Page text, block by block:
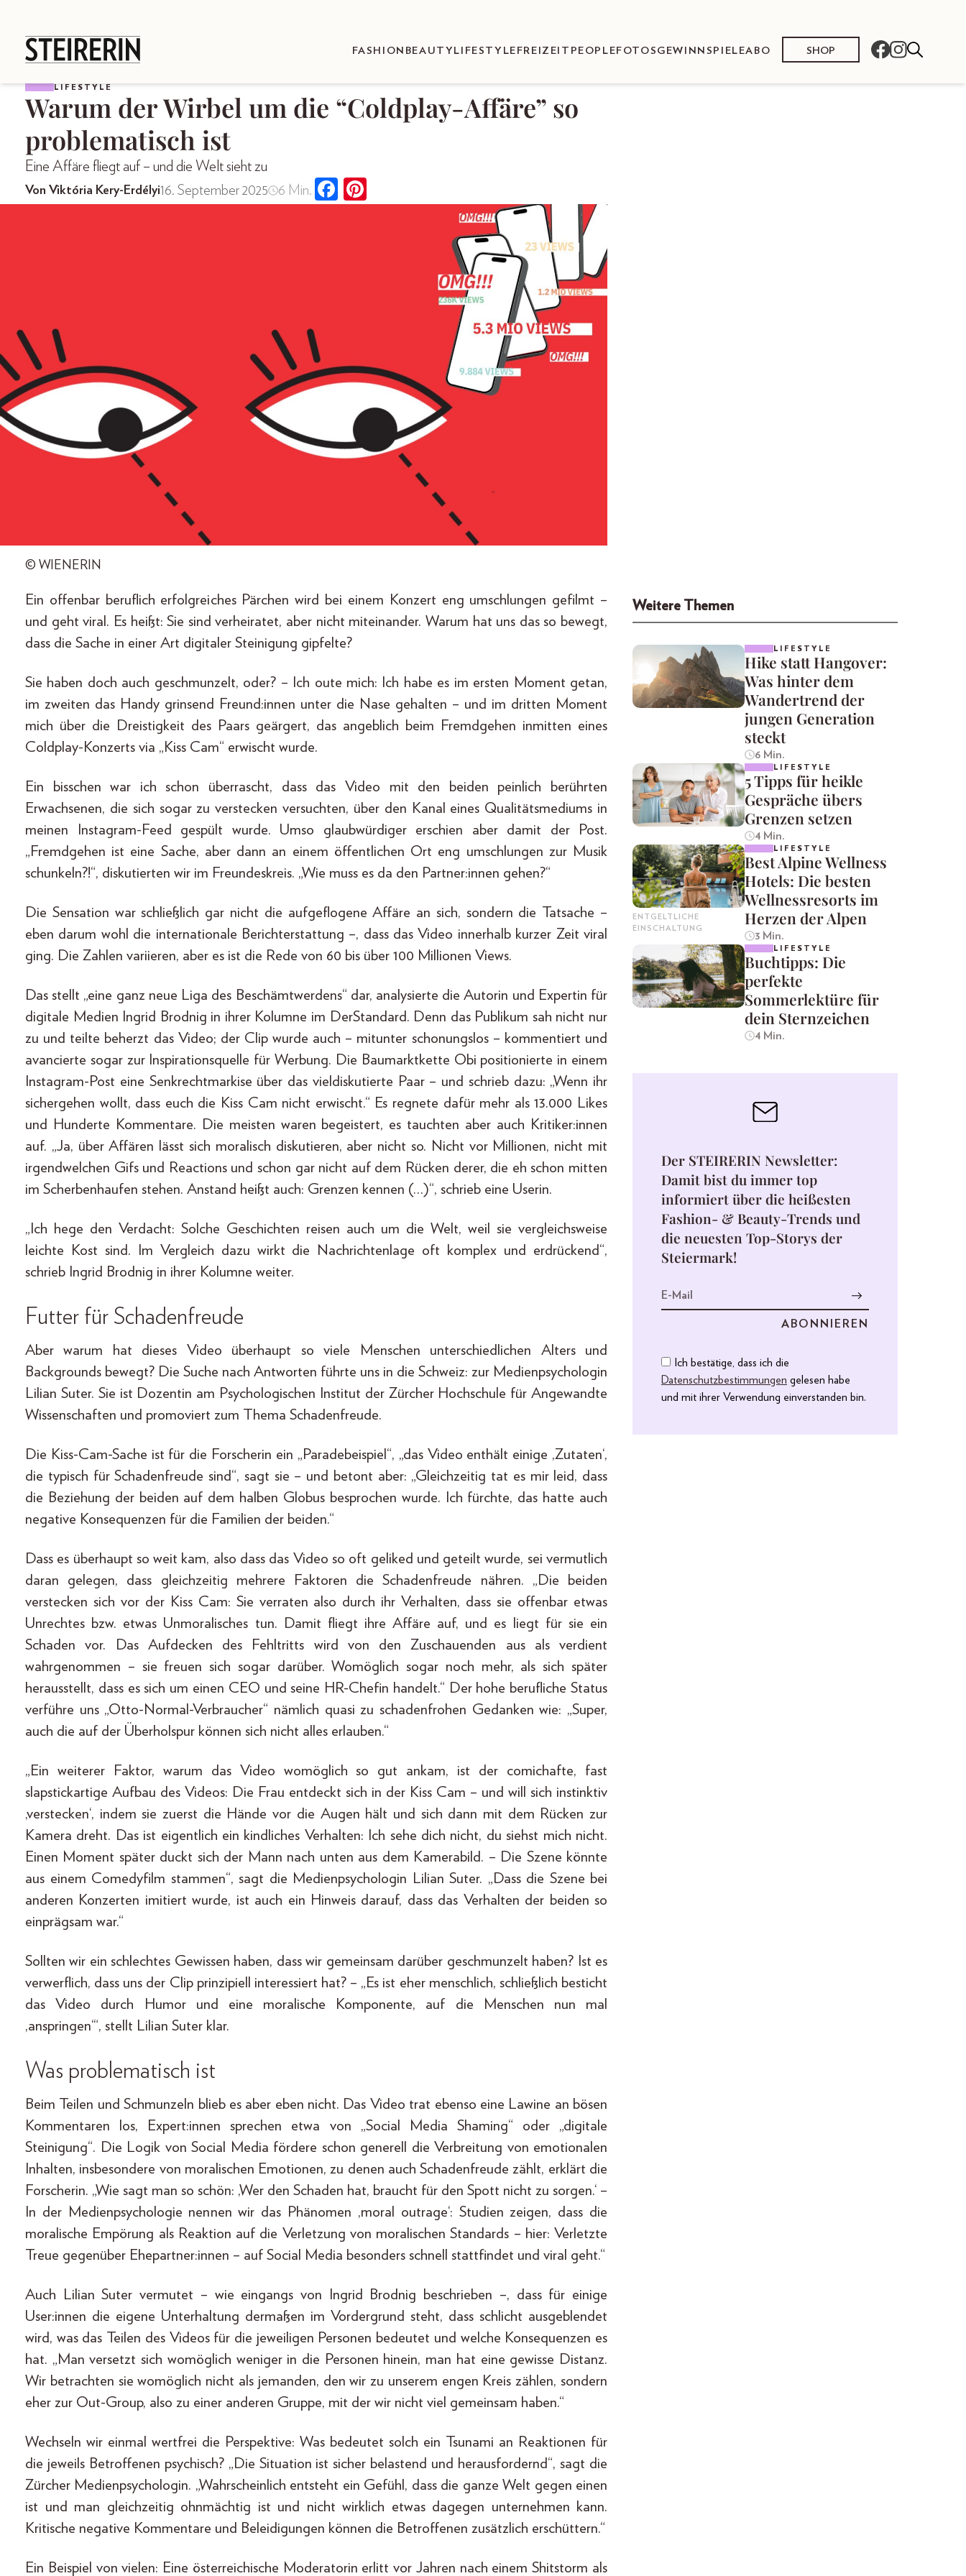
FASHION BEAUTY LIFESTYLE FREIZEIT PEOPLE FOTOS GEWINNSPIELEABO SHOP
LIFESTYLE
Warum der Wirbel um die “Coldplay-Affäre” so
problematisch ist
Eine Affäre fliegt auf – und die Welt sieht zu
Von Viktória Kery-Erdélyi16. September 2025 6 Min.
© WIENERIN
Ein offenbar beruflich erfolgreiches Pärchen wird bei einem Konzert eng umschlungen gefilmt –
und geht viral. Es heißt: Sie sind verheiratet, aber nicht miteinander. Warum hat uns das so bewegt,
dass die Sache in einer Art digitaler Steinigung gipfelte?
Sie haben doch auch geschmunzelt, oder? – Ich oute mich: Ich habe es im ersten Moment getan,
im zweiten das Handy grinsend Freund:innen unter die Nase gehalten – und im dritten Moment
mich über die Dreistigkeit des Paars geärgert, das angeblich beim Fremdgehen inmitten eines
Coldplay-Konzerts via „Kiss Cam“ erwischt wurde.
Ein bisschen war ich schon überrascht, dass das Video mit den beiden peinlich berührten
Erwachsenen, die sich sogar zu verstecken versuchten, über den Kanal eines Qualitätsmediums in
meinen Instagram-Feed gespült wurde. Umso glaubwürdiger erschien aber damit der Post.
„Fremdgehen ist eine Sache, aber dann an einem öffentlichen Ort eng umschlungen zur Musik
schunkeln?!“, diskutierten wir im Freundeskreis. „Wie muss es da den Partner:innen gehen?“
Die Sensation war schließlich gar nicht die aufgeflogene Affäre an sich, sondern die Tatsache –
eben darum wohl die internationale Berichterstattung –, dass das Video innerhalb kurzer Zeit viral
ging. Die Zahlen variieren, aber es ist die Rede von 60 bis über 100 Millionen Views.
Das stellt „eine ganz neue Liga des Beschämtwerdens“ dar, analysierte die Autorin und Expertin für
digitale Medien Ingrid Brodnig in ihrer Kolumne im DerStandard. Denn das Publikum sah nicht nur
zu und teilte beherzt das Video; der Clip wurde auch – mitunter schonungslos – kommentiert und
avancierte sogar zur Inspirationsquelle für Werbung. Die Baumarktkette Obi positionierte in einem
Instagram-Post eine Senkrechtmarkise über das vieldiskutierte Paar – und schrieb dazu: „Wenn ihr
sichergehen wollt, dass euch die Kiss Cam nicht erwischt.“ Es regnete dafür mehr als 13.000 Likes
und Hunderte Kommentare. Die meisten waren begeistert, es tauchten aber auch Kritiker:innen
auf. „Ja, über Affären lässt sich moralisch diskutieren, aber nicht so. Nicht vor Millionen, nicht mit
irgendwelchen Gifs und Reactions und schon gar nicht auf dem Rücken derer, die eh schon mitten
im Scherbenhaufen stehen. Anstand heißt auch: Grenzen kennen (…)“, schrieb eine Userin.
„Ich hege den Verdacht: Solche Geschichten reisen auch um die Welt, weil sie vergleichsweise
leichte Kost sind. Im Vergleich dazu wirkt die Nachrichtenlage oft komplex und erdrückend“,
schrieb Ingrid Brodnig in ihrer Kolumne weiter.
Futter für Schadenfreude
Aber warum hat dieses Video überhaupt so viele Menschen unterschiedlichen Alters und
Backgrounds bewegt? Die Suche nach Antworten führte uns in die Schweiz: zur Medienpsychologin
Lilian Suter. Sie ist Dozentin am Psychologischen Institut der Zürcher Hochschule für Angewandte
Wissenschaften und promoviert zum Thema Schadenfreude.
Die Kiss-Cam-Sache ist für die Forscherin ein „Paradebeispiel“, „das Video enthält einige ,Zutaten‘,
die typisch für Schadenfreude sind“, sagt sie – und betont aber: „Gleichzeitig tat es mir leid, dass
die Beziehung der beiden auf dem halben Globus besprochen wurde. Ich fürchte, das hatte auch
negative Konsequenzen für die Familien der beiden.“
Dass es überhaupt so weit kam, also dass das Video so oft geliked und geteilt wurde, sei vermutlich
daran gelegen, dass gleichzeitig mehrere Faktoren die Schadenfreude nähren. „Die beiden
verstecken sich vor der Kiss Cam: Sie verraten also durch ihr Verhalten, dass sie offenbar etwas
Unrechtes bzw. etwas Unmoralisches tun. Damit fliegt ihre Affäre auf, und es liegt für sie ein
Schaden vor. Das Aufdecken des Fehltritts wird von den Zuschauenden aus als verdient
wahrgenommen – sie freuen sich sogar darüber. Womöglich sogar noch mehr, als sich später
herausstellt, dass es sich um einen CEO und seine HR-Chefin handelt.“ Der hohe berufliche Status
verführe uns „Otto-Normal-Verbraucher“ nämlich quasi zu schadenfrohen Gedanken wie: „Super,
auch die auf der Überholspur können sich nicht alles erlauben.“
„Ein weiterer Faktor, warum das Video womöglich so gut ankam, ist der comichafte, fast
slapstickartige Aufbau des Videos: Die Frau entdeckt sich in der Kiss Cam – und will sich instinktiv
,verstecken‘, indem sie zuerst die Hände vor die Augen hält und sich dann mit dem Rücken zur
Kamera dreht. Das ist eigentlich ein kindliches Verhalten: Ich sehe dich nicht, du siehst mich nicht.
Einen Moment später duckt sich der Mann nach unten aus dem Kamerabild. – Die Szene könnte
aus einem Comedyfilm stammen“, sagt die Medienpsychologin Lilian Suter. „Dass die Szene bei
anderen Konzerten imitiert wurde, ist auch ein Hinweis darauf, dass das Verhalten der beiden so
einprägsam war.“
Sollten wir ein schlechtes Gewissen haben, dass wir gemeinsam darüber geschmunzelt haben? Ist es
verwerflich, dass uns der Clip prinzipiell interessiert hat? – „Es ist eher menschlich, schließlich besticht
das Video durch Humor und eine moralische Komponente, auf die Menschen nun mal
,anspringen‘“, stellt Lilian Suter klar.
Was problematisch ist
Beim Teilen und Schmunzeln blieb es aber eben nicht. Das Video trat ebenso eine Lawine an bösen
Kommentaren los, Expert:innen sprechen etwa von „Social Media Shaming“ oder „digitale
Steinigung“. Die Logik von Social Media fördere schon generell die Verbreitung von emotionalen
Inhalten, insbesondere von moralischen Emotionen, zu denen auch Schadenfreude zählt, erklärt die
Forscherin. „Wie sagt man so schön: ,Wer den Schaden hat, braucht für den Spott nicht zu sorgen.‘ –
In der Medienpsychologie nennen wir das Phänomen ,moral outrage‘: Studien zeigen, dass die
moralische Empörung als Reaktion auf die Verletzung von moralischen Standards – hier: Verletzte
Treue gegenüber Ehepartner:innen – auf Social Media besonders schnell stattfindet und viral geht.“
Auch Lilian Suter vermutet – wie eingangs von Ingrid Brodnig beschrieben –, dass für einige
User:innen die eigene Unterhaltung dermaßen im Vordergrund steht, dass schlicht ausgeblendet
wird, was das Teilen des Videos für die jeweiligen Personen bedeutet und welche Konsequenzen es
hat. „Man versetzt sich womöglich weniger in die Personen hinein, man hat eine gewisse Distanz.
Wir betrachten sie womöglich nicht als jemanden, den wir zu unserem engen Kreis zählen, sondern
eher zur Out-Group, also zu einer anderen Gruppe, mit der wir nicht viel gemeinsam haben.“
Wechseln wir einmal wertfrei die Perspektive: Was bedeutet solch ein Tsunami an Reaktionen für
die jeweils Betroffenen psychisch? „Die Situation ist sicher belastend und herausfordernd“, sagt die
Zürcher Medienpsychologin. „Wahrscheinlich entsteht ein Gefühl, dass die ganze Welt gegen einen
ist und man gleichzeitig ohnmächtig ist und nicht wirklich etwas dagegen unternehmen kann.
Kritische negative Kommentare und Beleidigungen können die Betroffenen zusätzlich erschüttern.“
Ein Beispiel von vielen: Eine österreichische Moderatorin erlitt vor Jahren nach einem Shitstorm als
Weitere Themen
LIFESTYLE
Hike statt Hangover:
Was hinter dem
Wandertrend der
jungen Generation
steckt
6 Min.
LIFESTYLE
5 Tipps für heikle
Gespräche übers
Grenzen setzen
4 Min.
ENTGELTLICHE
EINSCHALTUNG
LIFESTYLE
Best Alpine Wellness
Hotels: Die besten
Wellnessresorts im
Herzen der Alpen
3 Min.
LIFESTYLE
Buchtipps: Die
perfekte
Sommerlektüre für
dein Sternzeichen
4 Min.
Der STEIRERIN Newsletter:
Damit bist du immer top
informiert über die heißesten
Fashion- & Beauty-Trends und
die neuesten Top-Storys der
Steiermark!
Ich bestätige, dass ich die
Datenschutzbestimmungen gelesen habe
und mit ihrer Verwendung einverstanden bin.